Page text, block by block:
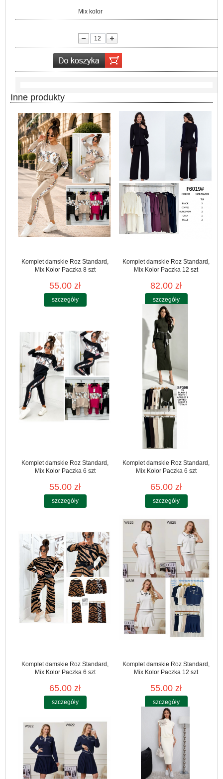
Mix kolor
Inne produkty
Komplet damskie Roz Standard,
Mix Kolor Paczka 8 szt
55.00 zł
szczegóły
Komplet damskie Roz Standard,
Mix Kolor Paczka 12 szt
82.00 zł
szczegóły
Komplet damskie Roz Standard,
Mix Kolor Paczka 6 szt
55.00 zł
szczegóły
Komplet damskie Roz Standard,
Mix Kolor Paczka 6 szt
65.00 zł
szczegóły
Komplet damskie Roz Standard,
Mix Kolor Paczka 6 szt
65.00 zł
szczegóły
Komplet damskie Roz Standard,
Mix Kolor Paczka 12 szt
55.00 zł
szczegóły